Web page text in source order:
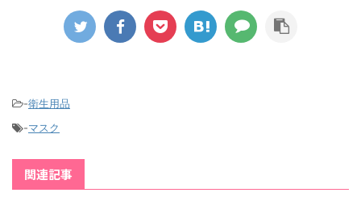
-衛生用品
-マスク
関連記事